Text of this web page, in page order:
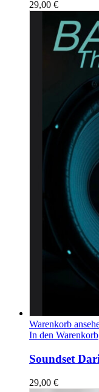
29,00 €
Warenkorb
In den Warenkorb
Soundset
29,00 €